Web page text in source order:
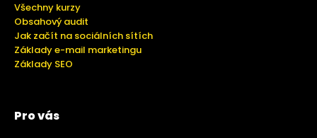
Všechny kurzy
Obsahový audit
Jak začít na sociálních sítích
Základy e-mail marketingu
Základy SEO
Pro vás